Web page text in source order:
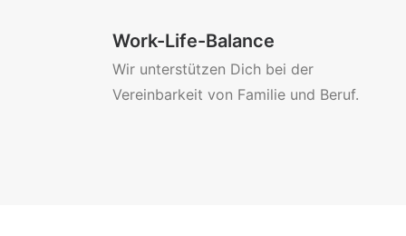
Work-Life-Balance
Wir unterstützen Dich bei der
Vereinbarkeit von Familie und Beruf.